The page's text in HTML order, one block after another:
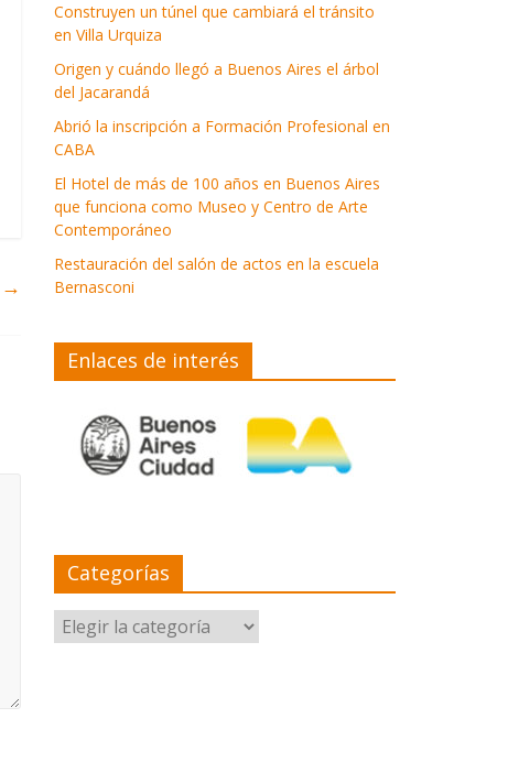
→
Construyen un túnel que cambiará el tránsito
en Villa Urquiza
Origen y cuándo llegó a Buenos Aires el árbol
del Jacarandá
Abrió la inscripción a Formación Profesional en
CABA
El Hotel de más de 100 años en Buenos Aires
que funciona como Museo y Centro de Arte
Contemporáneo
Restauración del salón de actos en la escuela
Bernasconi
Enlaces de interés
Categorías
Categorías